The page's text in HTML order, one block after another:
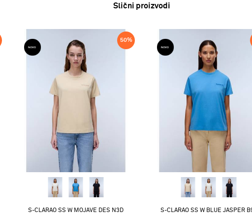
Slični proizvodi
50%
S-CLARAO SS W MOJAVE DES N3D S-CLARAO SS W BLUE JASPER